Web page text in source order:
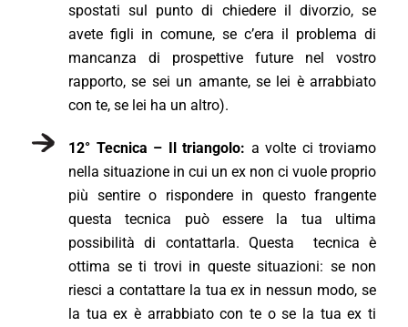
spostati sul punto di chiedere il divorzio, se
avete figli in comune, se c’era il problema di
mancanza di prospettive future nel vostro
rapporto, se sei un amante, se lei è arrabbiato
con te, se lei ha un altro).
12° Tecnica – Il triangolo: a volte ci troviamo
nella situazione in cui un ex non ci vuole proprio
più sentire o rispondere in questo frangente
questa tecnica può essere la tua ultima
possibilità di contattarla. Questa tecnica è
ottima se ti trovi in queste situazioni: se non
riesci a contattare la tua ex in nessun modo, se
la tua ex è arrabbiato con te o se la tua ex ti